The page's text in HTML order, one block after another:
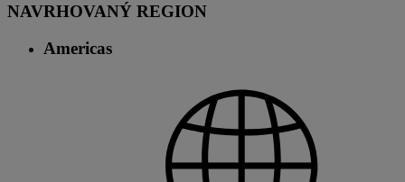
NAVRHOVANÝ REGION
Americas